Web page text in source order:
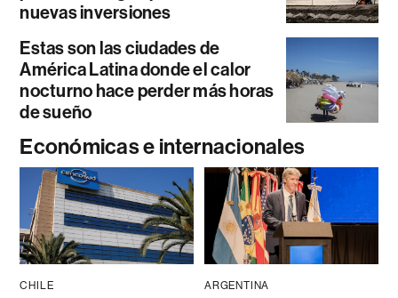
nuevas inversiones
Estas son las ciudades de
América Latina donde el calor
nocturno hace perder más horas
de sueño
Económicas e internacionales
CHILE ARGENTINA